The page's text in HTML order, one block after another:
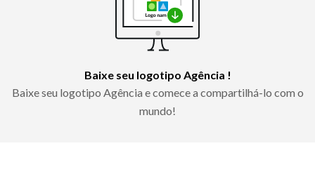
Baixe seu logotipo Agência !
Baixe seu logotipo Agência e comece a compartilhá-lo com o
mundo!